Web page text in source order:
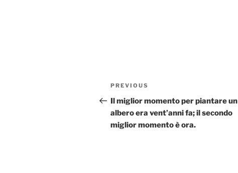
Post
navigation
Previous
Post
PREVIOUS
Il miglior momento per piantare un
albero era vent’anni fa; il secondo
miglior momento è ora.